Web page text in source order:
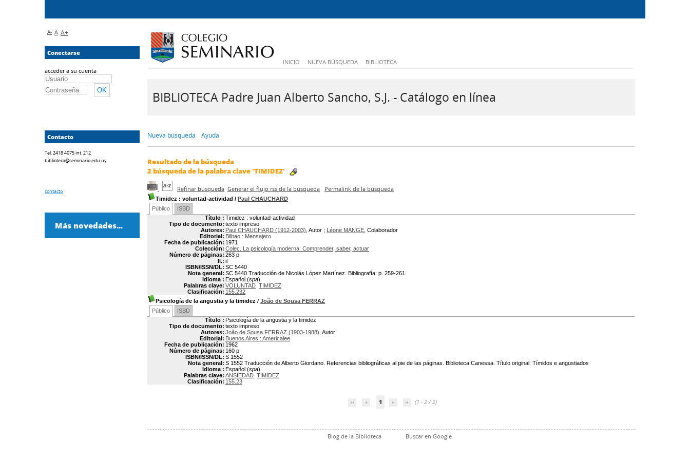
INICIO NUEVA BÚSQUEDA BIBLIOTECA
BIBLIOTECA Padre Juan Alberto Sancho, S.J. - Catálogo en línea
Nueva búsqueda Ayuda
Resultado de la búsqueda
2búsqueda de la palabra clave'TIMIDEZ'
Refinar búsqueda Generar el flujo rss de la búsqueda Permalink de la búsqueda
Timidez : voluntad-actividad / Paul CHAUCHARD
Público
ISBD
Título : Timidez : voluntad-actividad
Tipo de documento: texto impreso
Autores: Paul CHAUCHARD (1912-2003) , Autor ; Léone MANGE , Colaborador
Editorial: Bilbao : Mensajero
Fecha de publicación: 1971
Colección: Colec. La psicología moderna. Comprender, saber, actuar
Número de páginas: 263 p
Il.: il
ISBN/ISSN/DL: SC 5440
Nota general: SC 5440 Traducción de Nicolás López Martínez. Bibliografía: p. 259-261
Idioma : Español (spa)
Palabras clave: VOLUNTAD TIMIDEZ
Clasificación: 155.232
Psicología de la angustia y la timidez / João de Sousa FERRAZ
Público
ISBD
Título : Psicología de la angustia y la timidez
Tipo de documento: texto impreso
Autores: João de Sousa FERRAZ (1903-1988) , Autor
Editorial: Buenos Aires : Americalee
Fecha de publicación: 1962
Número de páginas: 160 p
ISBN/ISSN/DL: S 1552
Nota general: S 1552 Traducción de Alberto Giordano. Referencias bibliográficas al pie de las páginas. Biblioteca Canessa. Título original: Tímidos e angustiados
Idioma : Español (spa)
Palabras clave: ANSIEDAD TIMIDEZ
Clasificación: 155.23
1 (1 - 2 / 2)
Blog de la Biblioteca Buscar en Google
A- A A+
Conectarse
acceder a su cuenta
Contacto
Tel. 2418 4075 int. 212
biblioteca@seminario.edu.uy
contacto
Más novedades...